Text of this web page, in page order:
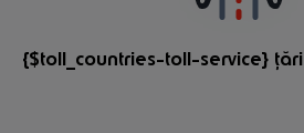
{$toll_countries-toll-service}